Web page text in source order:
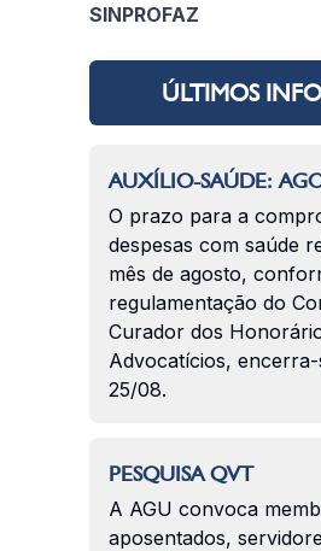
SINPROFAZ
ÚLTIMOS
AUXÍLIO-SAÚDE:
O prazo para a
despesas com saúde
mês de agosto,
regulamentação do
Curador dos
Advocatícios,
25/08.
PESQUISA QVT
A AGU convoca
aposentados,